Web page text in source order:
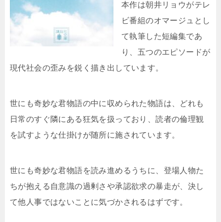
本作は朝井リョウがテレ
ビ番組のオマージュとし
て執筆した短編集であ
り、五つのエピソードが
現代社会の歪みを鋭く描き出しています。
世にも奇妙な君物語の中に収められた物語は、どれも
日常のすぐ隣にある狂気を扱っており、読者の倫理観
を試すような仕掛けが随所に施されています。
世にも奇妙な君物語を読み進めるうちに、登場人物た
ちが抱える自意識の過剰さや承認欲求の暴走が、決し
て他人事ではないことに気づかされるはずです。